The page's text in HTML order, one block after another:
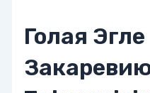
Голая Эгле